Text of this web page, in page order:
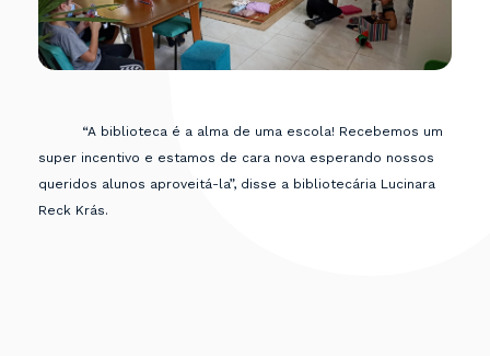
“A biblioteca é a alma de uma escola! Recebemos um
super incentivo e estamos de cara nova esperando nossos
queridos alunos aproveitá-la”, disse a bibliotecária Lucinara
Reck Krás.